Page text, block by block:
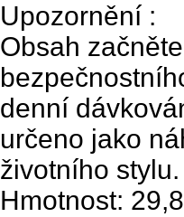
Upozornění :
Obsah
denní
určeno jako
životního stylu.
Hmotnost: